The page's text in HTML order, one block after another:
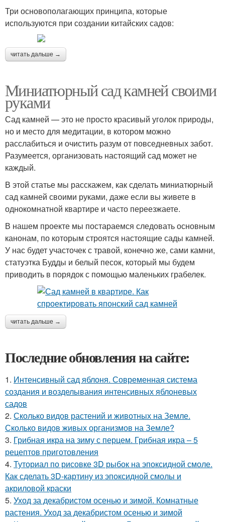
Три основополагающих принципа, которые
используются при создании китайских садов:
читать дальше →
Миниатюрный сад камней своими
руками
Сад камней — это не просто красивый уголок природы,
но и место для медитации, в котором можно
расслабиться и очистить разум от повседневных забот.
Разумеется, организовать настоящий сад может не
каждый.
В этой статье мы расскажем, как сделать миниатюрный
сад камней своими руками, даже если вы живете в
однокомнатной квартире и часто переезжаете.
В нашем проекте мы постараемся следовать основным
канонам, по которым строятся настоящие сады камней.
У нас будет участочек с травой, конечно же, сами камни,
статуэтка Будды и белый песок, который мы будем
приводить в порядок с помощью маленьких грабелек.
читать дальше →
Последние обновления на сайте:
1. Интенсивный сад яблоня. Современная система
создания и возделывания интенсивных яблоневых
садов
2. Сколько видов растений и животных на Земле.
Сколько видов живых организмов на Земле?
3. Грибная икра на зиму с перцем. Грибная икра – 5
рецептов приготовления
4. Туториал по рисовке 3D рыбок на эпоксидной смоле.
Как сделать 3D-картину из эпоксидной смолы и
акриловой краски
5. Уход за декабристом осенью и зимой. Комнатные
растения. Уход за декабристом осенью и зимой